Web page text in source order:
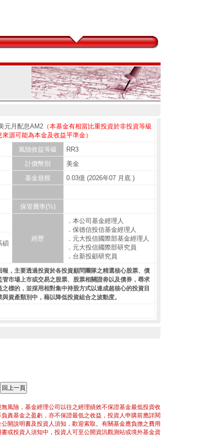
元月配息AM2 （本基金有相當比重投資於非投資等級
源可能為本金及收益平準金）
風險收益等級
RR3
計價幣別
美金
基金規模
0.03億 (2026年07 月底 )
保管費率(%)
經歷
．本公司基金經理人
．保德信投信基金經理人
．元大投信國際部基金經理人
．元大投信國際部研究員
．台新投顧研究員
碩
，主要透過投資於各投資顧問團隊之精選核心股票、債
市場上市或交易之股票、股票相關證劵以及債券，尋求
標的，並採用相對集中持股方式以達成超核心的投資目
資產類別中，藉以降低投資組合之波動度。
風險，基金經理公司以往之經理績效不保證基金最低投資收
責基金之盈虧，亦不保證最低之收益，投資人申購前應詳閱
開說明書及投資人須知，歡迎索取。有關基金應負擔之費用
或投資人須知中，投資人可至公開資訊觀測站或境外基金資